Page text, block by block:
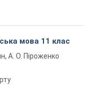
мова 11 клас
А. О. Піроженко